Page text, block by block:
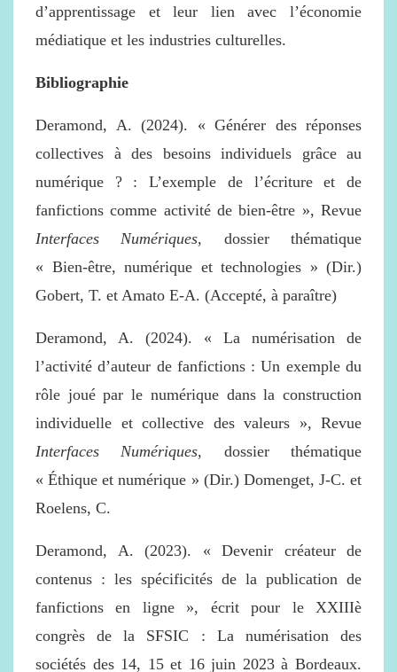
d’apprentissage et leur lien avec l’économie
médiatique et les industries culturelles.
Bibliographie
Deramond, A. (2024). « Générer des réponses
collectives à des besoins individuels grâce au
numérique ? : L’exemple de l’écriture et de
fanfictions comme activité de bien-être », Revue
Interfaces Numériques, dossier thématique
« Bien-être, numérique et technologies » (Dir.)
Gobert, T. et Amato E-A. (Accepté, à paraître)
Deramond, A. (2024). « La numérisation de
l’activité d’auteur de fanfictions : Un exemple du
rôle joué par le numérique dans la construction
individuelle et collective des valeurs », Revue
Interfaces Numériques, dossier thématique
« Éthique et numérique » (Dir.) Domenget, J-C. et
Roelens, C.
Deramond, A. (2023). « Devenir créateur de
contenus : les spécificités de la publication de
fanfictions en ligne », écrit pour le XXIIIè
congrès de la SFSIC : La numérisation des
sociétés des 14, 15 et 16 juin 2023 à Bordeaux.